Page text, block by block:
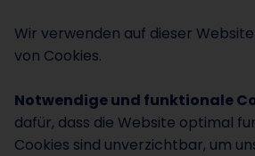
Wir verwenden auf dieser
von Cookies.
Notwendige und funktionale
dafür, dass die Website optimal
Cookies sind unverzichtbar, um